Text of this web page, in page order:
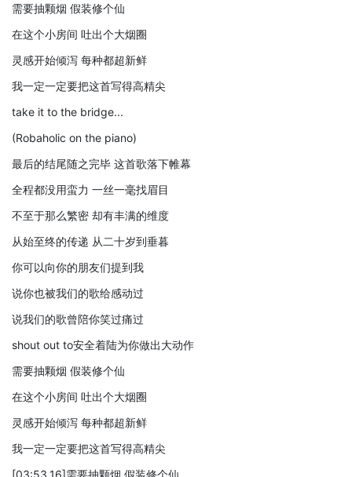
需要抽颗烟 假装修个仙
在这个小房间 吐出个大烟圈
灵感开始倾泻 每种都超新鲜
我一定一定要把这首写得高精尖
take it to the bridge...
(Robaholic on the piano)
最后的结尾随之完毕 这首歌落下帷幕
全程都没用蛮力 一丝一毫找眉目
不至于那么繁密 却有丰满的维度
从始至终的传递 从二十岁到垂暮
你可以向你的朋友们提到我
说你也被我们的歌给感动过
说我们的歌曾陪你笑过痛过
shout out to安全着陆为你做出大动作
需要抽颗烟 假装修个仙
在这个小房间 吐出个大烟圈
灵感开始倾泻 每种都超新鲜
我一定一定要把这首写得高精尖
[03:53.16]需要抽颗烟 假装修个仙